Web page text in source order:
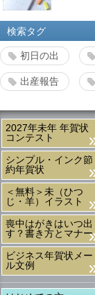
検索タグ
初日の出
出産報告
2027年未年 年賀状
コンテスト
シンプル・インク節
約年賀状
＜無料＞未（ひつ
じ・羊）イラスト
喪中はがきはいつ出
す？書き方とマナー
ビジネス年賀状メー
ル文例